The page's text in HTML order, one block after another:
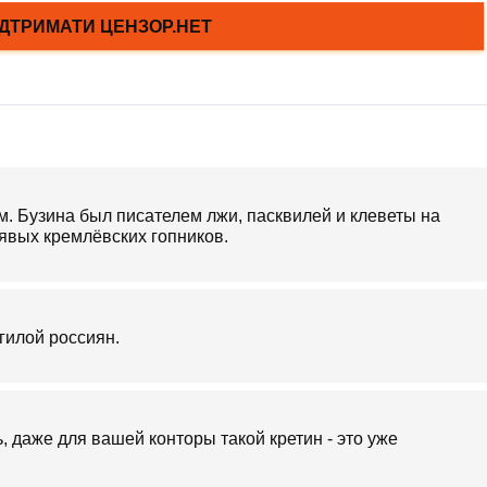
Бузина был писателем лжи, пасквилей и клеветы на
кремлёвских гопников.
россиян.
даже для вашей конторы такой кретин - это уже